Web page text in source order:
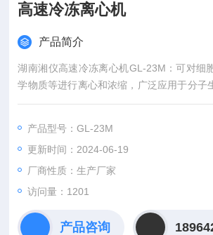
高速冷冻离心机
产品简介
湖南湘仪高速冷冻离心机GL-23M：可对细
学物质等进行离心和浓缩，广泛应用于分子
高科技领域
产品型号：GL-23M
更新时间：2024-06-19
厂商性质：生产厂家
访问量：1201
产品咨询